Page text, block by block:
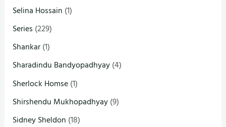
Selina Hossain (1)
Series (229)
Shankar(1)
Sharadindu Bandyopadhyay(4)
Sherlock Homse(1)
Shirshendu Mukhopadhyay(9)
Sidney Sheldon (18)